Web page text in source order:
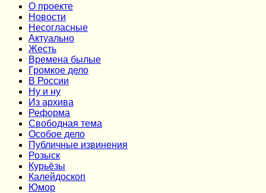
О проекте
Новости
Несогласные
Актуально
Жесть
Времена былые
Громкое дело
В России
Ну и ну
Из архива
Реформа
Cвободная тема
Особое дело
Публичные извинения
Розыск
Курьёзы
Калейдоскоп
Юмор